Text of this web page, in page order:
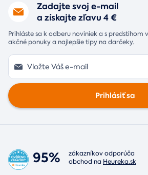
Zadajte svoj e-mail
a získajte zľavu 4 €
Prihláste sa k odberu noviniek a s predstihom
akčné ponuky a najlepšie tipy na darčeky.
Prihlásiť sa
95%
zákazníkov odporúča
obchod na Heureka.sk